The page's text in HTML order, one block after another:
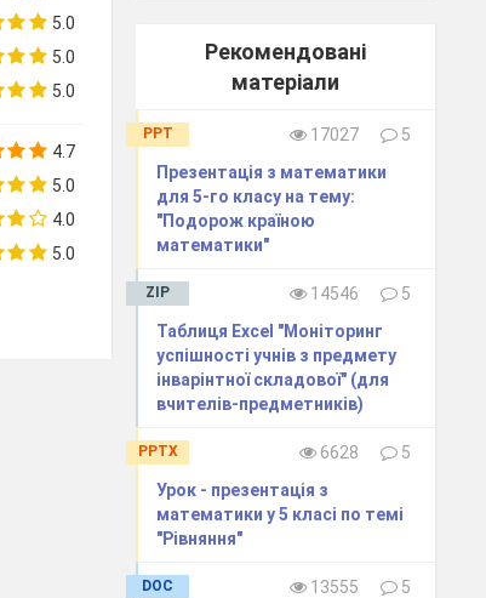
5.0
5.0
5.0
4.7
5.0
4.0
5.0
Рекомендовані
матеріали
PPT 17027
5
Презентація з математики
для 5-го класу на тему:
"Подорож країною
математики"
ZIP 14546
5
Таблиця Excel "Моніторинг
успішності учнів з предмету
інварінтної складової" (для
вчителів-предметників)
PPTX 6628
5
Урок - презентація з
математики у 5 класі по темі
"Рівняння"
DOC 13555
5